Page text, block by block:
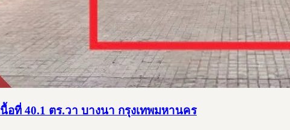
ที่ 40.1 ตร.วา บางนา กรุงเทพมหานคร